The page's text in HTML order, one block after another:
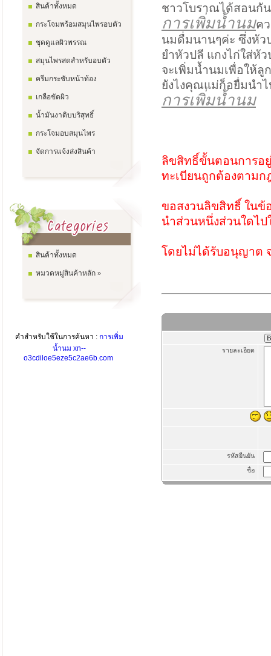
สินค้าทั้งหมด
กระโจมพร้อมสมุนไพรอบตัว
ชุดดูแลผิวพรรณ
สมุนไพรสดสำหรับอบตัว
ครีมกระชับหน้าท้อง
เกลือขัดผิว
น้ำมันงาดิบบริสุทธิ์
กระโจมอบสมุนไพร
จัดการแจ้งส่งสินค้า
สินค้าทั้งหมด
หมวดหมู่สินค้าหลัก »
คำสำหรับใช้ในการค้นหา : การเพิ่ม
น้ำนม xn--
o3cdiloe5eze5c2ae6b.com
ชาวโบราณได้สอนกั
การเพิ่มน้ำนมค
นมดื่มนานๆค่ะ ซึ่งหัว
ยำหัวปลี แกงไก่ใส่หั
จะเพิ่มน้ำนมเพื่อให้ลู
ยังไงคุณแม่ก็อยื่มนำ
การเพิ่มน้ำนม
ลิขสิทธิ์ขั้นตอนการอ
ทะเบียนถูกต้องตามก
ขอสงวนลิขสิทธิ์ ในข้
นำส่วนหนึ่งส่วนใดไป
โดยไม่ได้รับอนุญาต
รายละเอียด
รหัสยืนยัน
ชื่อ